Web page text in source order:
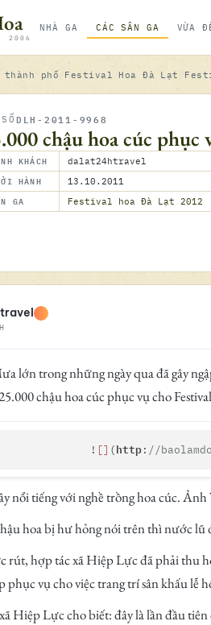
2006
NHÀ GA CÁC SÂN GA VỪA
thành phố Festival Hoa Đà Lạt
DLH-2011-9968
chậu hoa cúc
KHÁCH dalat24htravel
HÀNH 13.10.2011
GA Festival hoa Đà Lạt 2012
lớn trong những ngày qua đã gây
chậu hoa cúc phục vụ cho
!
[] (http: //
nổi tiếng với nghề trồng hoa cúc. Ảnh
hoa bị hư hỏng nói trên thì nước lũ
rút, hợp tác xã Hiệp Lực đã phải thu
phục vụ cho việc trang trí sân khấu lễ
Hiệp Lực cho biết: đây là lần đầu